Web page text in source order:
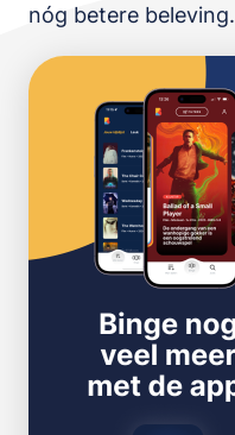
nóg betere beleving.